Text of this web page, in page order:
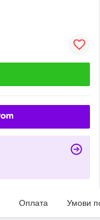
Оплата Умови